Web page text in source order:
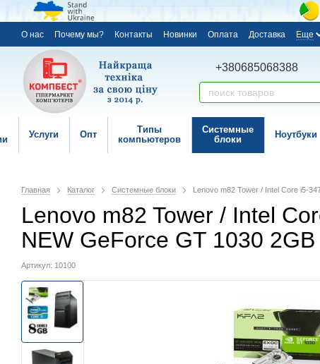
О нас Почему мы? Контакты Новинки Оплата Доставка Еще
+380685068388
Услуги Опт
Типы
компьютеров
Системные
блоки
Ноутбуки
Главная Каталог Системные блоки Lenovo m82 Tower / Intel Core i5-
Lenovo m82 Tower / Intel
NEW GeForce GT 1030
Артикул: 10100